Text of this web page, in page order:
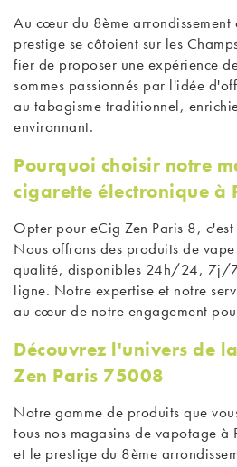
Au cœur du 8ème arrondissement
prestige se côtoient sur les
fier de proposer une expérience
sommes passionnés par l'idée
au tabagisme traditionnel,
environnant.
Pourquoi choisir notre
cigarette électronique à
Opter pour eCig Zen Paris 8,
Nous offrons des produits de
qualité, disponibles 24h/24, 7j/7
ligne. Notre expertise et notre
au cœur de notre engagement
Découvrez l'univers de
Zen Paris 75008
Notre gamme de produits que
tous nos magasins de vapotage à
et le prestige du 8ème